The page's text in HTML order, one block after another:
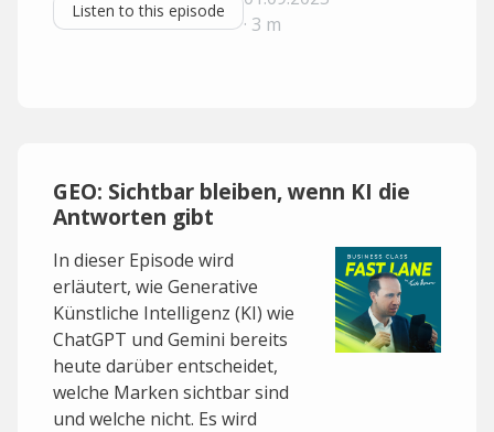
Listen to this episode
· 3 m
GEO: Sichtbar bleiben, wenn KI die
Antworten gibt
In dieser Episode wird
erläutert, wie Generative
Künstliche Intelligenz (KI) wie
ChatGPT und Gemini bereits
heute darüber entscheidet,
welche Marken sichtbar sind
und welche nicht. Es wird